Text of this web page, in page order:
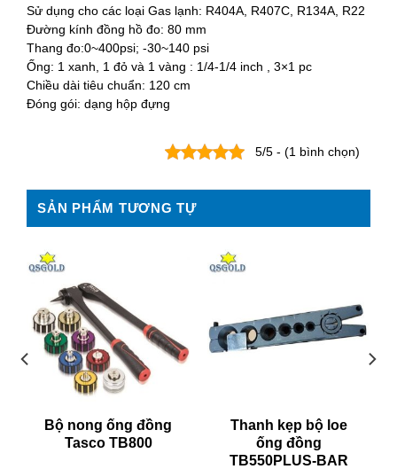
Sử dụng cho các loại Gas lạnh: R404A, R407C, R134A, R22
Đường kính đồng hồ đo: 80 mm
Thang đo:0~400psi; -30~140 psi
Ống: 1 xanh, 1 đỏ và 1 vàng : 1/4-1/4 inch , 3×1 pc
Chiều dài tiêu chuẩn: 120 cm
Đóng gói: dạng hộp đựng
5/5 - (1 bình chọn)
SẢN PHẨM TƯƠNG TỰ
Bộ nong ống đồng
Tasco TB800
Thanh kẹp bộ loe
ống đồng
TB550PLUS-BAR